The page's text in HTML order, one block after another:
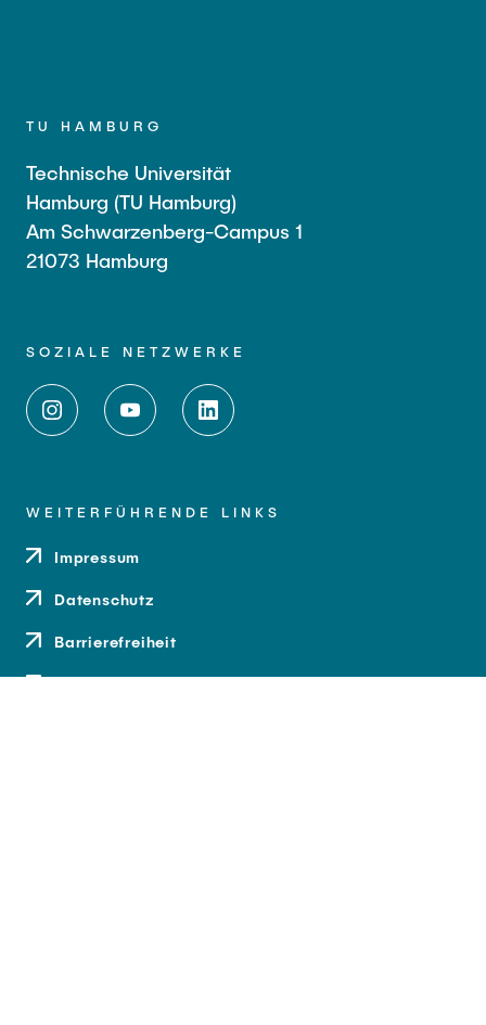
TU HAMBURG
Technische Universität
Hamburg (TU Hamburg)
Am Schwarzenberg-Campus 1
21073 Hamburg
SOZIALE NETZWERKE
WEITERFÜHRENDE LINKS
Impressum
Datenschutz
Barrierefreiheit